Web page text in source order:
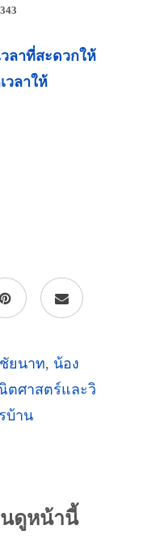
ลาที่สะดวกให้
วลาให้
ยนาท, น้อง
ตศาสตร์และวิ
บ้าน
ดูหน้านี้